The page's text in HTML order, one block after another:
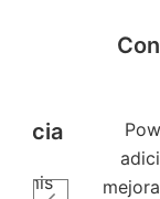
mis